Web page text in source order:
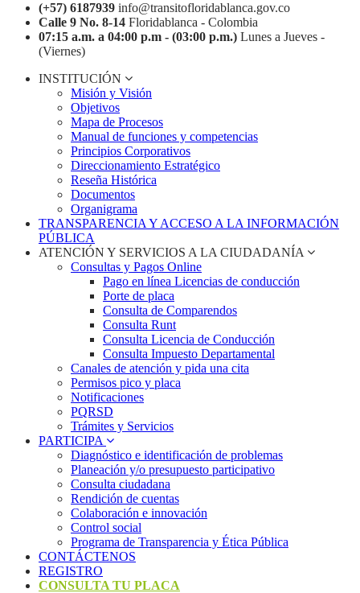
(+57) 6187939 info@transitofloridablanca.gov.co
Calle 9 No. 8-14 Floridablanca - Colombia
07:15 a.m. a 04:00 p.m - (03:00 p.m.) Lunes a Jueves -
(Viernes)
INSTITUCIÓN
Misión y Visión
Objetivos
Mapa de Procesos
Manual de funciones y competencias
Principios Corporativos
Direccionamiento Estratégico
Reseña Histórica
Documentos
Organigrama
TRANSPARENCIA Y ACCESO A LA INFORMACIÓN
PÚBLICA
ATENCIÓN Y SERVICIOS A LA CIUDADANÍA
Consultas y Pagos Online
Pago en línea Licencias de conducción
Porte de placa
Consulta de Comparendos
Consulta Runt
Consulta Licencia de Conducción
Consulta Impuesto Departamental
Canales de atención y pida una cita
Permisos pico y placa
Notificaciones
PQRSD
Trámites y Servicios
PARTICIPA
Diagnóstico e identificación de problemas
Planeación y/o presupuesto participativo​
Consulta ciudadana
Rendición de cuentas
Colaboración e innovación
Control social
Programa de Transparencia y Ética Pública
CONTÁCTENOS
REGISTRO
CONSULTA TU PLACA